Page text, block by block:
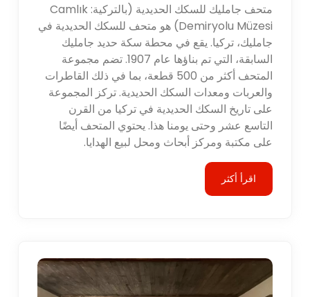
متحف جامليك للسكك الحديدية (بالتركية: Camlık
Demiryolu Müzesi) هو متحف للسكك الحديدية في
جامليك، تركيا. يقع في محطة سكة حديد جامليك
السابقة، التي تم بناؤها عام 1907. تضم مجموعة
المتحف أكثر من 500 قطعة، بما في ذلك القاطرات
والعربات ومعدات السكك الحديدية. تركز المجموعة
على تاريخ السكك الحديدية في تركيا من القرن
التاسع عشر وحتى يومنا هذا. يحتوي المتحف أيضًا
على مكتبة ومركز أبحاث ومحل لبيع الهدايا.
اقرأ أكثر